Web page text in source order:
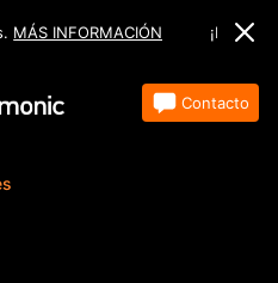
¡No te lo pierdas! Visita
Contacto